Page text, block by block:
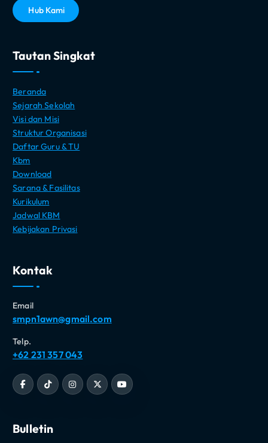
Hub Kami
Tautan Singkat
Beranda
Sejarah Sekolah
Visi dan Misi
Struktur Organisasi
Daftar Guru & TU
Kbm
Download
Sarana & Fasilitas
Kurikulum
Jadwal KBM
Kebijakan Privasi
Kontak
Email
smpn1awn@gmail.com
Telp.
+62 231 357 043
Bulletin